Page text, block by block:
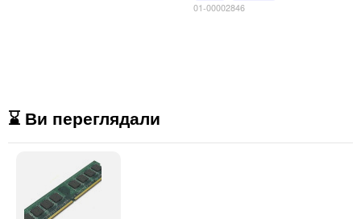
01-00002846
⌛ Ви переглядали